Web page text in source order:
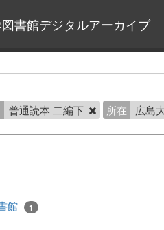
書館デジタルアーカイブ
普通読本 二編下 所在 広島
館 1